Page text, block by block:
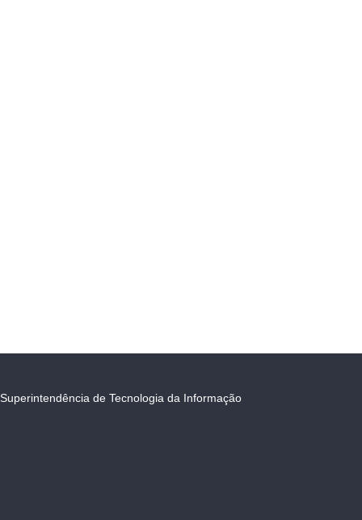
Superintendência de Tecnologia da Informação